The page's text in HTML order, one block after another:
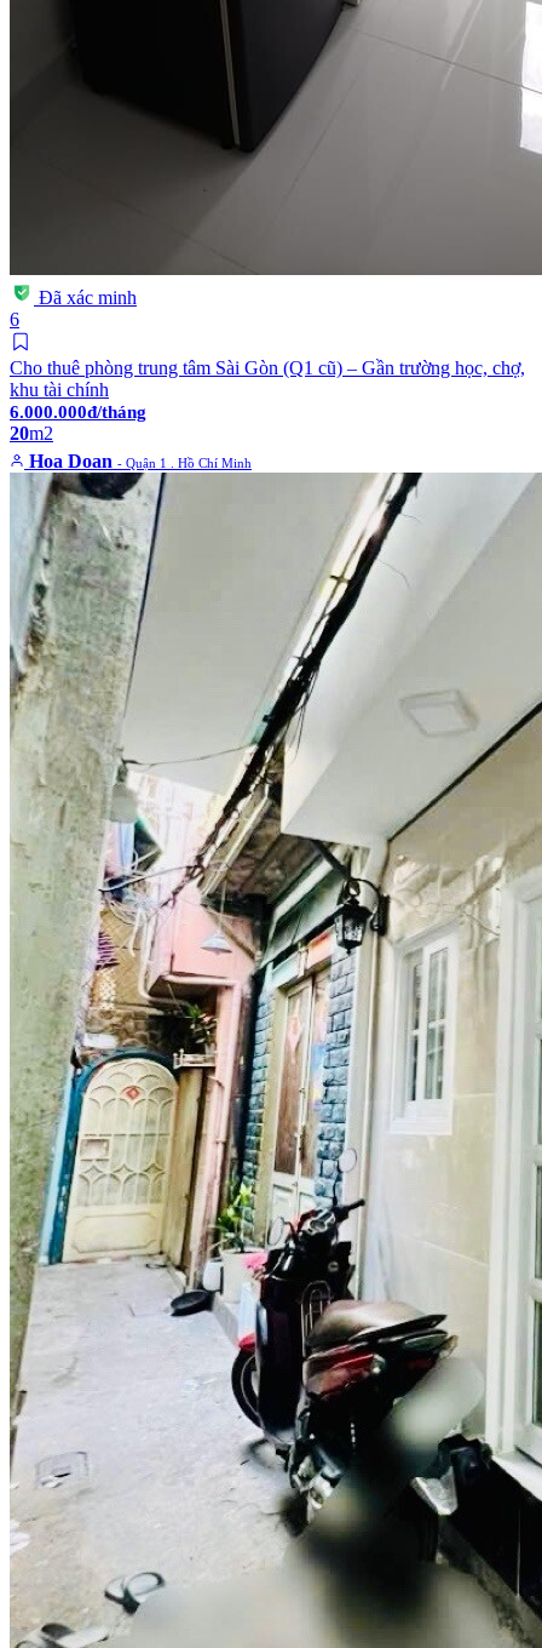
Đã xác minh
6
Cho thuê phòng trung tâm Sài Gòn (Q1 cũ) – Gần trường học, chợ,
khu tài chính
6.000.000đ/tháng
20m2
Hoa Doan - Quận 1 . Hồ Chí Minh